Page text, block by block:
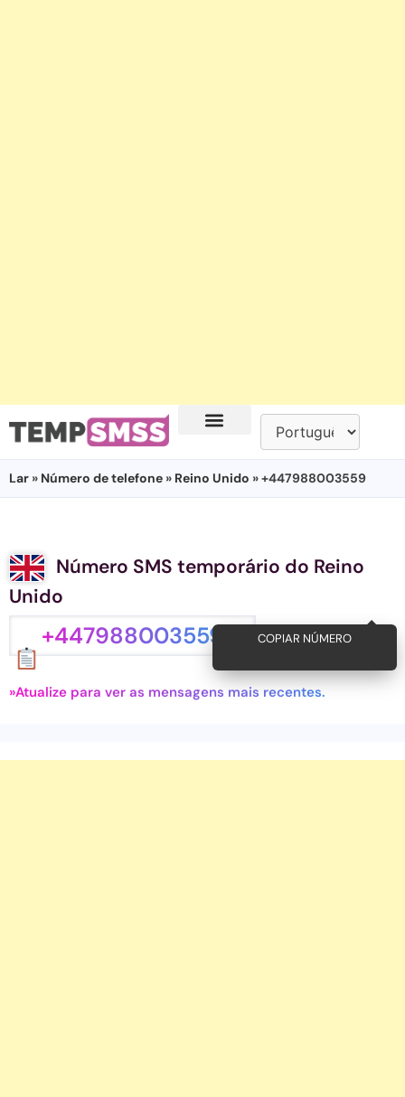
Lar » Número de telefone » Reino Unido » +447988003559
Número SMS temporário do Reino
Unido
+447988003559 COPIAR NÚMERO
»Atualize para ver as mensagens mais recentes.